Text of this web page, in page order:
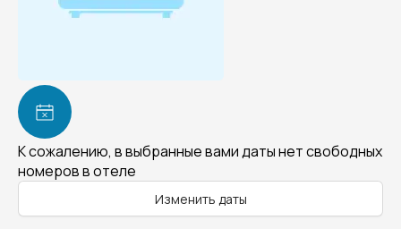
К сожалению, в выбранные вами даты нет свободных
номеров в отеле
Изменить даты